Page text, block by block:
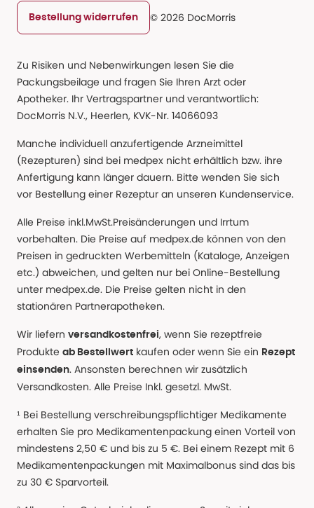
Bestellung widerrufen © 2026 DocMorris
Zu Risiken und Nebenwirkungen lesen Sie die
Packungsbeilage und fragen Sie Ihren Arzt oder
Apotheker. Ihr Vertragspartner und verantwortlich:
DocMorris N.V., Heerlen, KVK-Nr. 14066093
Manche individuell anzufertigende Arzneimittel
(Rezepturen) sind bei medpex nicht erhältlich bzw. ihre
Anfertigung kann länger dauern. Bitte wenden Sie sich
vor Bestellung einer Rezeptur an unseren Kundenservice.
Alle Preise inkl.MwSt.Preisänderungen und Irrtum
vorbehalten. Die Preise auf medpex.de können von den
Preisen in gedruckten Werbemitteln (Kataloge, Anzeigen
etc.) abweichen, und gelten nur bei Online-Bestellung
unter medpex.de. Die Preise gelten nicht in den
stationären Partnerapotheken.
Wir liefern versandkostenfrei, wenn Sie rezeptfreie
Produkte ab Bestellwert kaufen oder wenn Sie ein Rezept
einsenden. Ansonsten berechnen wir zusätzlich
Versandkosten. Alle Preise Inkl. gesetzl. MwSt.
¹ Bei Bestellung verschreibungspflichtiger Medikamente
erhalten Sie pro Medikamentenpackung einen Vorteil von
mindestens 2,50 € und bis zu 5 €. Bei einem Rezept mit 6
Medikamentenpackungen mit Maximalbonus sind das bis
zu 30 € Sparvorteil.